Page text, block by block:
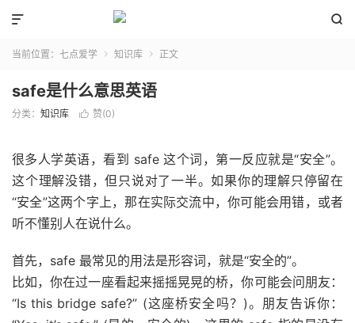


当前位置： 七点爱学  知识库  正文
safe是什么意思英语
分类： 知识库  赞(0)
很多人学英语，看到 safe 这个词，第一反应就是“安全”。
这个理解没错，但只说对了一半。如果你的理解只停留在
“安全”这两个字上，那在实际交流中，你可能会用错，或者
听不懂别人在说什么。
首先，safe 最常见的用法是形容词，就是“安全的”。
比如，你在过一座看起来摇摇晃晃的桥，你可能会问朋友：
“Is this bridge safe?” (这座桥安全吗？)。朋友告诉你：